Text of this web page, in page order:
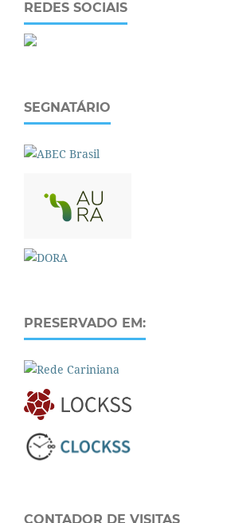
REDES SOCIAIS
SEGNATÁRIO
PRESERVADO EM:
CONTADOR DE VISITAS